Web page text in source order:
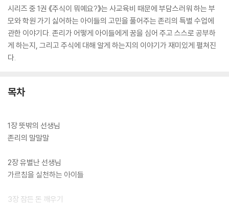
시리즈 중 1권 《주식이 뭐예요?》는 사교육비 때문에 부담스러워 하는 부
모와 학원 가기 싫어하는 아이들의 고민을 풀어주는 존리의 특별 수업에
관한 이야기다. 존리가 어떻게 아이들에게 꿈을 심어 주고 스스로 공부하
게 하는지, 그리고 주식에 대해 알게 하는지의 이야기가 재미있게 펼쳐진
다.
목차
1장 뜻밖의 선생님
존리의 말말말
2장 유별난 선생님
가르침을 실천하는 아이들
3장 잠든 돈 깨우기